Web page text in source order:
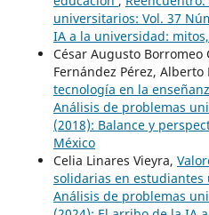
universitarios: Vol. 37
IA a la universidad:
César Augusto Borromeo
Fernández Pérez,
tecnología en la
Análisis de problemas
(2018): Balance y
México
Celia Linares Vieyra,
solidarias en estudiantes
Análisis de problemas